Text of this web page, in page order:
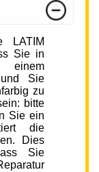
LATIM
Sie in
und Sie
zu
bitte
Sie ein
die
Dies
Sie